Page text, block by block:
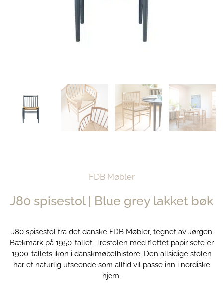
FDB Møbler
J80 spisestol | Blue grey lakket bøk
J80 spisestol fra det danske FDB Møbler, tegnet av Jørgen
Bækmark på 1950-tallet. Trestolen med flettet papir sete er
1900-tallets ikon i danskmøbelhistore. Den allsidige stolen
har et naturlig utseende som alltid vil passe inn i nordiske
hjem.